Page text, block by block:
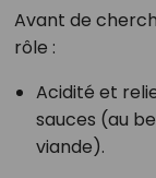
Avant de
rôle :
Acidité et
sauces (au
viande).